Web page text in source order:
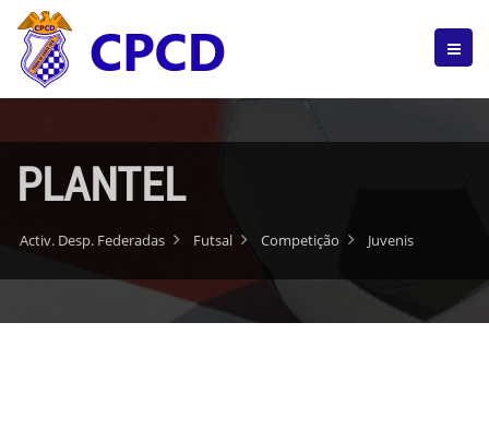
PLANTEL
Activ. Desp. Federadas Futsal Competição Juvenis